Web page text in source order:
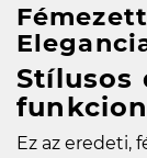
Stílusos
Ez az eredeti,